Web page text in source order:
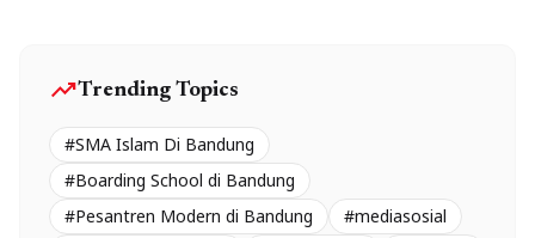
trending_upTrending Topics
#SMA Islam Di Bandung
#Boarding School di Bandung
#Pesantren Modern di Bandung
#mediasosial